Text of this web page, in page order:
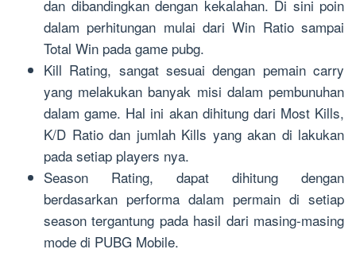
dan dibandingkan dengan kekalahan. Di sini poin
dalam perhitungan mulai dari Win Ratio sampai
Total Win pada game pubg.
Kill Rating, sangat sesuai dengan pemain carry
yang melakukan banyak misi dalam pembunuhan
dalam game. Hal ini akan dihitung dari Most Kills,
K/D Ratio dan jumlah Kills yang akan di lakukan
pada setiap players nya.
Season Rating, dapat dihitung dengan
berdasarkan performa dalam permain di setiap
season tergantung pada hasil dari masing-masing
mode di PUBG Mobile.